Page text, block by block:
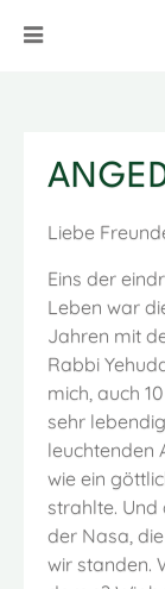
Liebe
Eins der
Leben war
Jahren mit
Rabbi
mich, auch
sehr
leuchtenden
wie ein
strahlte.
der Nasa,
wir standen.